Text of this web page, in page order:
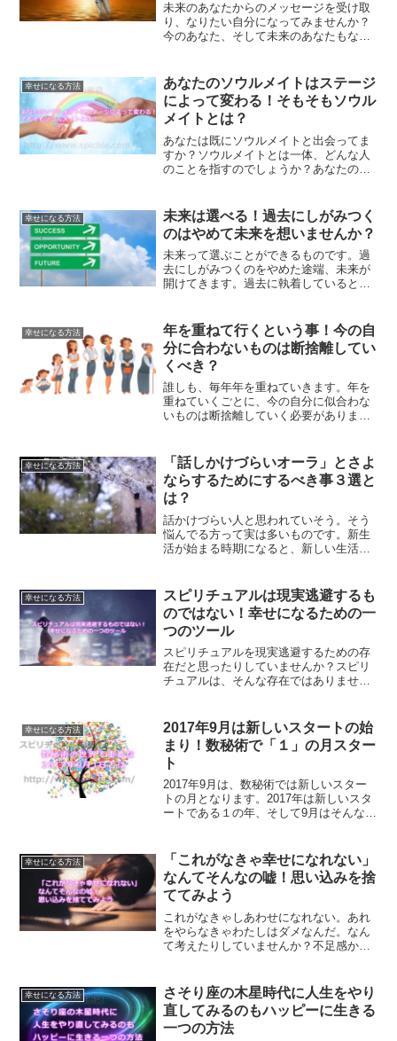
未来のあなたからのメッセージを受け取
り、なりたい自分になってみませんか？
今のあなた、そして未来のあなたもなり
なのです。3年後の自分から受け取るメッ
セージとは？
幸せになる方法
あなたのソウルメイトはステージ
によって変わる！そもそもソウル
メイトとは？
あなたは既にソウルメイトと出会ってま
すか？ソウルメイトとは一体、どんな人
のことを指すのでしょうか？あなたのソ
ことについてご紹介します。
幸せになる方法
未来は選べる！過去にしがみつく
のはやめて未来を想いませんか？
未来って選ぶことができるものです。過
去にしがみつくのをやめた途端、未来が
開けてきます。過去に執着していると、
いきます。
幸せになる方法
年を重ねて行くという事！今の自
分に合わないものは断捨離してい
くべき？
誰しも、毎年年を重ねていきます。年を
重ねていくごとに、今の自分に似合わな
いものは断捨離していく必要がありま
ていきます。
幸せになる方法
「話しかけづらいオーラ」とさよ
ならするためにするべき事３選と
は？
話かけづらい人と思われていそう。そう
悩んでる方って実は多いものです。新生
活が始まる時期になると、新しい生活が
けづらいオーラとさよならする方法をご
紹介します。
幸せになる方法
スピリチュアルは現実逃避するも
のではない！幸せになるための一
つのツール
スピリチュアルを現実逃避するための存
在だと思ったりしていませんか？スピリ
チュアルは、そんな存在ではありませ
リチュアルを考えていくことが大切なの
です。
幸せになる方法
2017年9月は新しいスタートの始
まり！数秘術で「１」の月スター
ト
2017年9月は、数秘術では新しいスター
トの月となります。2017年は新しいスタ
ートである１の年、そして9月はそんな中
来に向けてアファメーションしてみませ
んか？
幸せになる方法
「これがなきゃ幸せになれない」
なんてそんなの嘘！思い込みを捨
ててみよう
これがなきゃしあわせになれない。あれ
をやらなきゃわたしはダメなんだ。なん
て考えたりしていませんか？不足感から
ついてご紹介します。
幸せになる方法
さそり座の木星時代に人生をやり
直してみるのもハッピーに生きる
一つの方法